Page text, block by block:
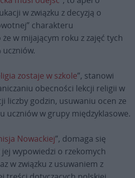
w związku z decyzją o
charakteru
w mijającym roku z zajęć tych
uczniów.
zostaje w szkole”, stanowi
obecności lekcji religii w
liczby godzin, usuwaniu ocen ze
uczniów w grupy międzyklasowe.
Nowackiej”, domaga się
wypowiedzi o rzekomych
w związku z usuwaniem z